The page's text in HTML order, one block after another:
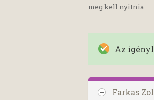
meg kell nyitnia.
Az
Farkas